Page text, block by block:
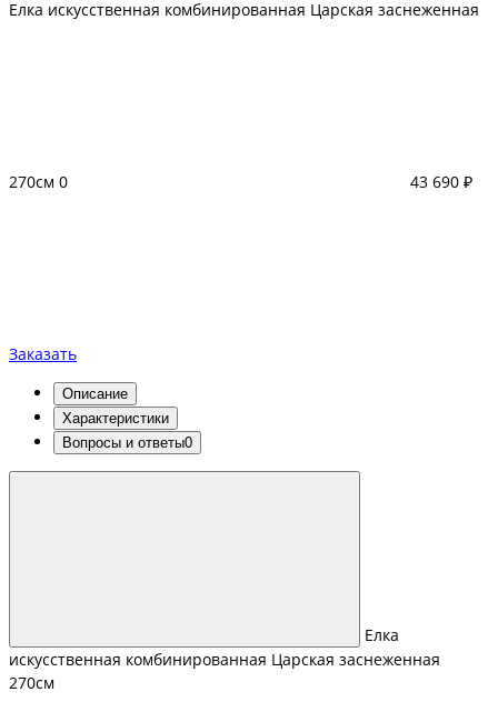
Елка искусственная комбинированная Царская заснеженная
270см 0 43 690 ₽
Заказать
Описание
Характеристики
Вопросы и ответы0
Елка
искусственная комбинированная Царская заснеженная
270см